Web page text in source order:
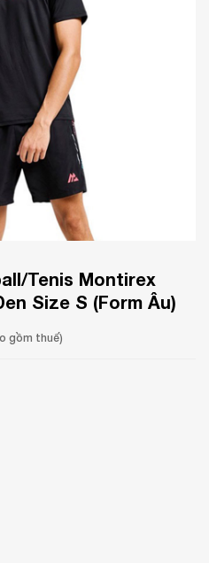
Tenis Montirex
Size S (Form Âu)
gồm thuế)